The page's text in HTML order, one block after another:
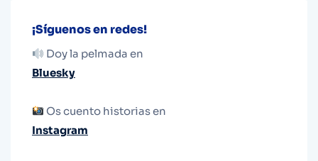
¡Síguenos en redes!
Doy la pelmada en
Bluesky
Os cuento historias en
Instagram